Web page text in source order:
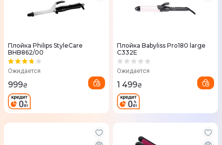
Плойка Philips StyleCare
BHB862/00
Ожидается
999₴
Плойка Babyliss Pro180 large
C332E
Ожидается
1 499₴